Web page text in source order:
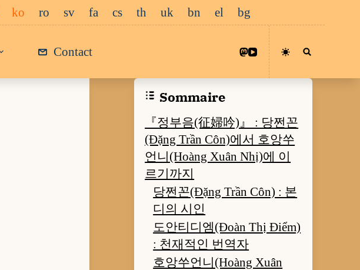
ko ro sv fa cs th uk bn el bg
Contact
Sommaire
『정부음(征婦吟)』 : 당쩐꼰
(Đặng Trần Côn)에서 호앙쑤
언니(Hoàng Xuân Nhị)에 이
르기까지
당쩐꼰(Đặng Trần Côn) : 본
디의 시인
도안티디엠(Đoàn Thị Điểm)
: 천재적인 번역자
호앙쑤언니(Hoàng Xuân